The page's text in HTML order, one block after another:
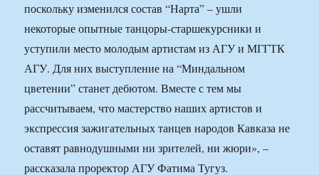
поскольку изменился состав “Нарта” – ушли
некоторые опытные танцоры-старшекурсники и
уступили место молодым артистам из АГУ и МГГТК
АГУ. Для них выступление на “Миндальном
цветении” станет дебютом. Вместе с тем мы
рассчитываем, что мастерство наших артистов и
экспрессия зажигательных танцев народов Кавказа не
оставят равнодушными ни зрителей, ни жюри», –
рассказала проректор АГУ Фатима Тугуз.